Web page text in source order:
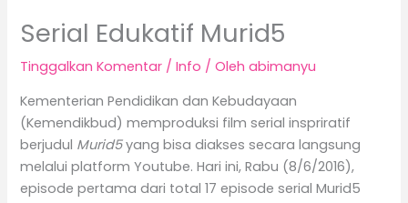
Serial Edukatif Murid5
Tinggalkan Komentar /Info / Olehabimanyu
Kementerian Pendidikan dan Kebudayaan
(Kemendikbud) memproduksi film serial inspriratif
berjudul Murid5yang bisa diakses secara langsung
melalui platform Youtube. Hari ini, Rabu (8/6/2016),
episode pertama dari total 17 episode serial Murid5